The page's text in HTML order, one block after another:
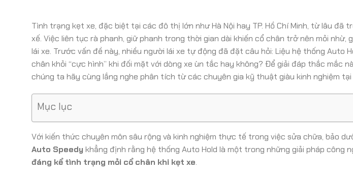
Tình trạng kẹt xe, đặc biệt tại các đô thị lớn như Hà Nội hay TP. Hồ Chí Minh, từ lâu đã
xế. Việc liên tục rà phanh, giữ phanh trong thời gian dài khiến cổ chân trở nên mỏi nhừ,
lái xe. Trước vấn đề này, nhiều người lái xe tự động đã đặt câu hỏi: Liệu hệ thống Auto
chân khỏi “cực hình” khi đối mặt với dòng xe ùn tắc hay không? Để giải đáp thắc mắc
chúng ta hãy cùng lắng nghe phân tích từ các chuyên gia kỹ thuật giàu kinh nghiệm tại
Mục lục
Với kiến thức chuyên môn sâu rộng và kinh nghiệm thực tế trong việc sửa chữa, bảo
Auto Speedy khẳng định rằng hệ thống Auto Hold là một trong những giải pháp công
đáng kể tình trạng mỏi cổ chân khi kẹt xe.